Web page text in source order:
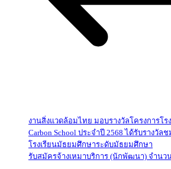
งานสิ่งแวดล้อมไทย มอบรางวัลโครงการโ
Carbon School ประจำปี 2568 ได้รับรางวัล
โรงเรียนมัธยมศึกษาระดับมัธยมศึกษา
รับสมัครจ้างเหมาบริการ (นักพัฒนา) จำนว